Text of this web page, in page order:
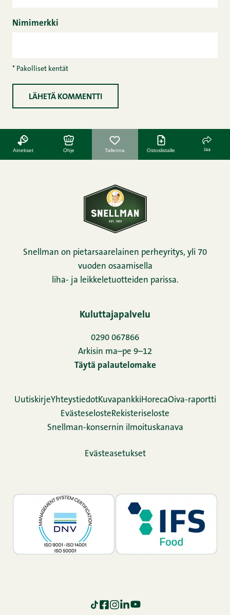
Nimimerkki
* Pakolliset kentät
Ainekset Ohje Tallenna Ostoslistalle Jaa
Snellman on pietarsaarelainen perheyritys, yli 70
vuoden osaamisella
liha- ja leikkeletuotteiden parissa.
Kuluttajapalvelu
0290 067866
Arkisin ma–pe 9–12
Täytä palautelomake
UutiskirjeYhteystiedotKuvapankki HorecaOiva-raportti
Evästeseloste Rekisteriseloste
Snellman-konsernin ilmoituskanava
Evästeasetukset
TikTok
Facebook
Instagram
LinkedIn
YouTube